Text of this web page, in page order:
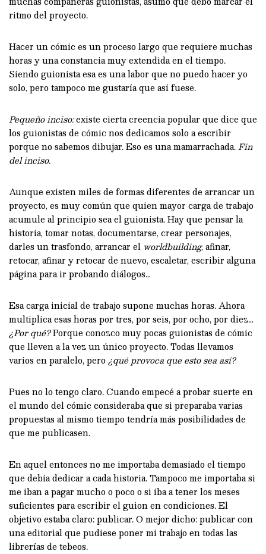
ritmo del proyecto.
Hacer un cómic es un proceso largo que requiere muchas
horas y una constancia muy extendida en el tiempo.
Siendo guionista esa es una labor que no puedo hacer yo
solo, pero tampoco me gustaría que así fuese.
Pequeño inciso:existe cierta creencia popular que dice que
los guionistas de cómic nos dedicamos solo a escribir
porque no sabemos dibujar. Eso es una mamarrachada.Fin
del inciso.
Aunque existen miles de formas diferentes de arrancar un
proyecto, es muy común que quien mayor carga de trabajo
acumule al principio sea el guionista. Hay que pensar la
historia, tomar notas, documentarse, crear personajes,
darles un trasfondo, arrancar el worldbuilding, afinar,
retocar, afinar y retocar de nuevo, escaletar, escribir alguna
página para ir probando diálogos…
Esa carga inicial de trabajo supone muchas horas. Ahora
multiplica esas horas por tres, por seis, por ocho, por diez…
¿Por qué?Porque conozco muy pocas guionistas de cómic
que lleven a la vez un único proyecto. Todas llevamos
varios en paralelo, pero¿qué provoca que esto sea así?
Pues no lo tengo claro. Cuando empecé a probar suerte en
el mundo del cómic consideraba que si preparaba varias
propuestas al mismo tiempo tendría más posibilidades de
que me publicasen.
En aquel entonces no me importaba demasiado el tiempo
que debía dedicar a cada historia. Tampoco me importaba si
me iban a pagar mucho o poco o si iba a tener los meses
suficientes para escribir el guion en condiciones. El
objetivo estaba claro: publicar. O mejor dicho: publicar con
una editorial que pudiese poner mi trabajo en todas las
librerías de tebeos.